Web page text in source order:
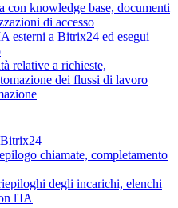
con knowledge base, documenti
di accesso
esterni a Bitrix24 ed esegui
relative a richieste,
dei flussi di lavoro
chiamate, completamento
degli incarichi, elenchi
l'IA